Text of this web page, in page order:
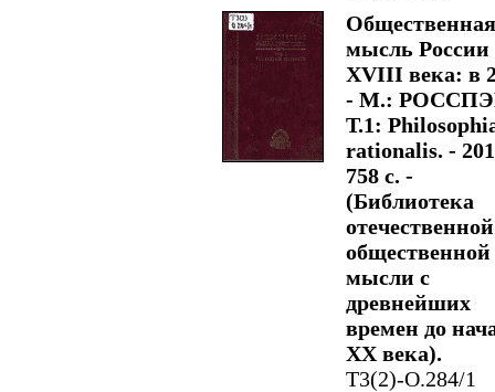
Общественная
мысль России
XVIII века: в
- М.:
Т.1:
rationalis. -
758 с. -
(Библиотека
отечественной
общественной
мысли с
древнейших
времен до
XX века).
Т3(2)-О.284/1